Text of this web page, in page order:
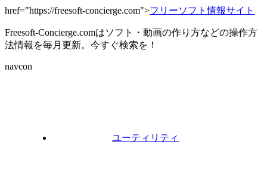
href="https://freesoft-concierge.com">フリーソフト情報サイト
Freesoft-Concierge.comはソフト・動画の作り方などの操作方
法情報を毎月更新。今すぐ検索を！
navcon
ユーティリティ